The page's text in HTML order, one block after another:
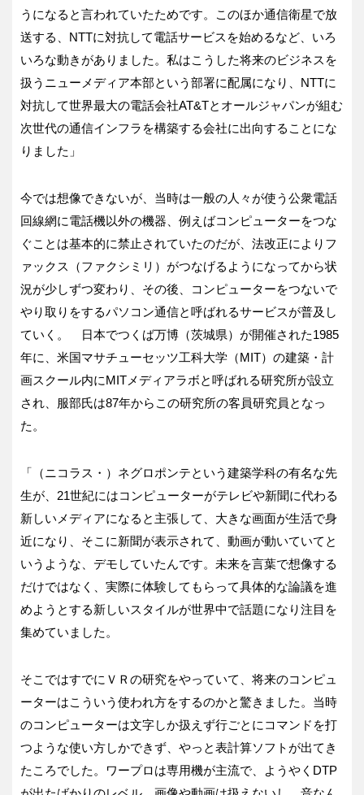
うになると言われていたためです。このほか通信衛星で放
送する、NTTに対抗して電話サービスを始めるなど、いろ
いろな動きがありました。私はこうした将来のビジネスを
扱うニューメディア本部という部署に配属になり、NTTに
対抗して世界最大の電話会社AT&Tとオールジャパンが組む
次世代の通信インフラを構築する会社に出向することにな
りました」
今では想像できないが、当時は一般の人々が使う公衆電話
回線網に電話機以外の機器、例えばコンピューターをつな
ぐことは基本的に禁止されていたのだが、法改正によりフ
ァックス（ファクシミリ）がつなげるようになってから状
況が少しずつ変わり、その後、コンピューターをつないで
やり取りをするパソコン通信と呼ばれるサービスが普及し
ていく。 日本でつくば万博（茨城県）が開催された1985
年に、米国マサチューセッツ工科大学（MIT）の建築・計
画スクール内にMITメディアラボと呼ばれる研究所が設立
され、服部氏は87年からこの研究所の客員研究員となっ
た。
「（ニコラス・）ネグロポンテという建築学科の有名な先
生が、21世紀にはコンピューターがテレビや新聞に代わる
新しいメディアになると主張して、大きな画面が生活で身
近になり、そこに新聞が表示されて、動画が動いていてと
いうような、デモしていたんです。未来を言葉で想像する
だけではなく、実際に体験してもらって具体的な論議を進
めようとする新しいスタイルが世界中で話題になり注目を
集めていました。
そこではすでにＶＲの研究をやっていて、将来のコンピュ
ーターはこういう使われ方をするのかと驚きました。当時
のコンピューターは文字しか扱えず行ごとにコマンドを打
つような使い方しかできず、やっと表計算ソフトが出てき
たころでした。ワープロは専用機が主流で、ようやくDTP